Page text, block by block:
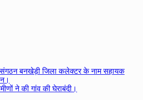
बनखेड़ी जिला कलेक्टर के नाम सहायक
ने की गांव की घेराबंदी।